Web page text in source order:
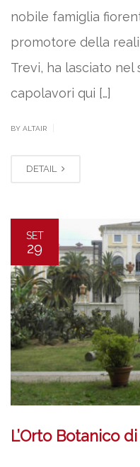
nobile famiglia
promotore della
Trevi, ha lasciato nel
capolavori qui […]
BY ALTAIR
DETAIL
SET
29
L’Orto Botanico